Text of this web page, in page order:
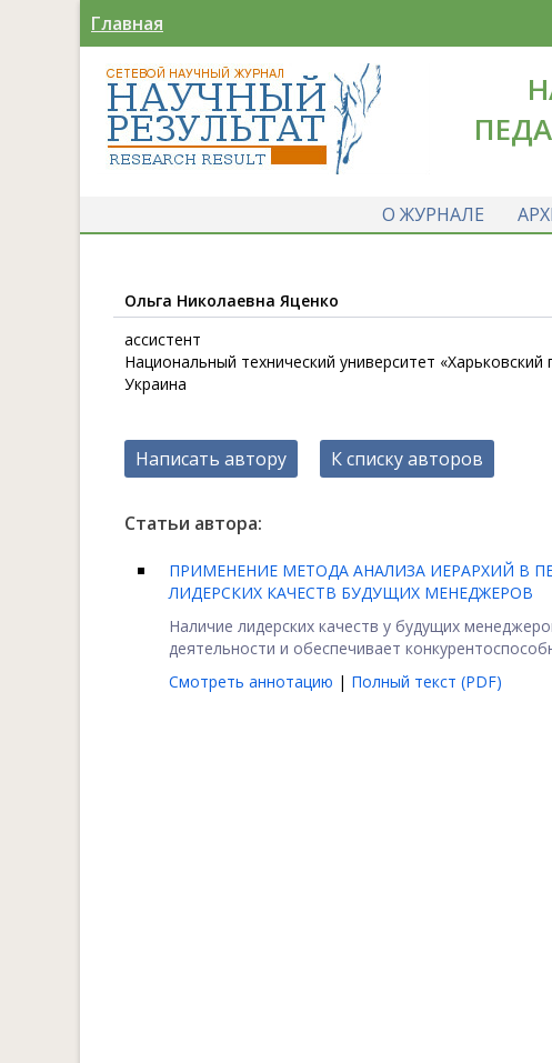
Главная
О ЖУРНАЛЕ
Ольга Николаевна Яценко
ассистент
Национальный технический университет
Украина
Написать автору К списку авторов
Статьи автора:
ПРИМЕНЕНИЕ МЕТОДА АНАЛИЗА ИЕРАРХИЙ В
ЛИДЕРСКИХ КАЧЕСТВ БУДУЩИХ МЕНЕДЖЕРОВ
Наличие лидерских качеств у будущих
деятельности и обеспечивает
Смотреть аннотацию | Полный текст (PDF)